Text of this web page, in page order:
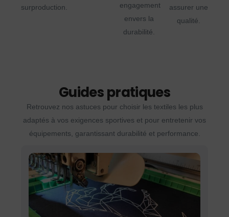
surproduction.
engagement
envers la
durabilité.
assurer une
qualité.
Guides pratiques
Retrouvez nos astuces pour choisir les textiles les plus
adaptés à vos exigences sportives et pour entretenir vos
équipements, garantissant durabilité et performance.